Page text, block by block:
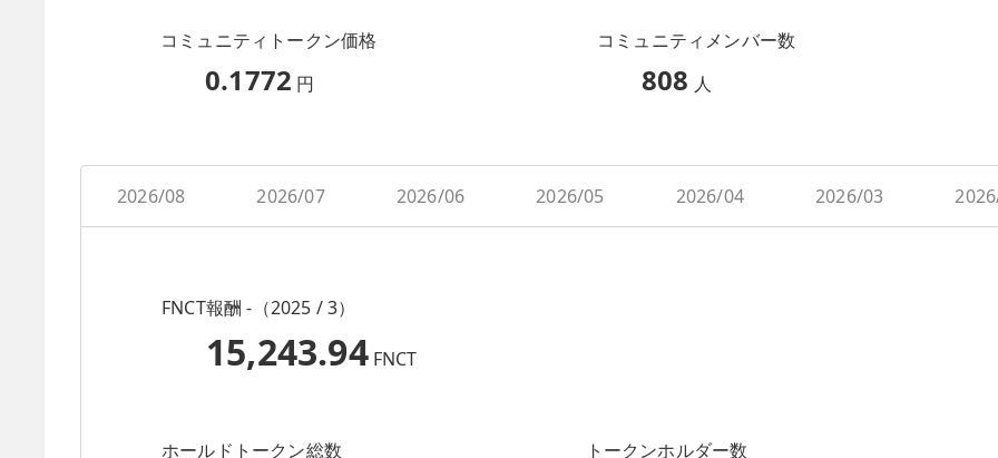
コミュニティトークン価格
0.1772 円
コミュニティメンバー数
808 人
2026/08 2026/07 2026/06 2026/05 2026/04 2026/03
FNCT報酬 -（2025 / 3）
15,243.94 FNCT
ホールドトークン総数 トークンホルダー数